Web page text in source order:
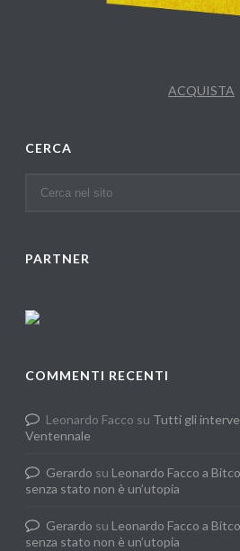
ACQUISTA
CERCA
PARTNER
COMMENTI RECENTI
Leonardo Facco su Tutti gli
Ventennale
Gerardo su Leonardo Facco a
senza stato non è un’utopia
Gerardo su Leonardo Facco a
senza stato non è un’utopia